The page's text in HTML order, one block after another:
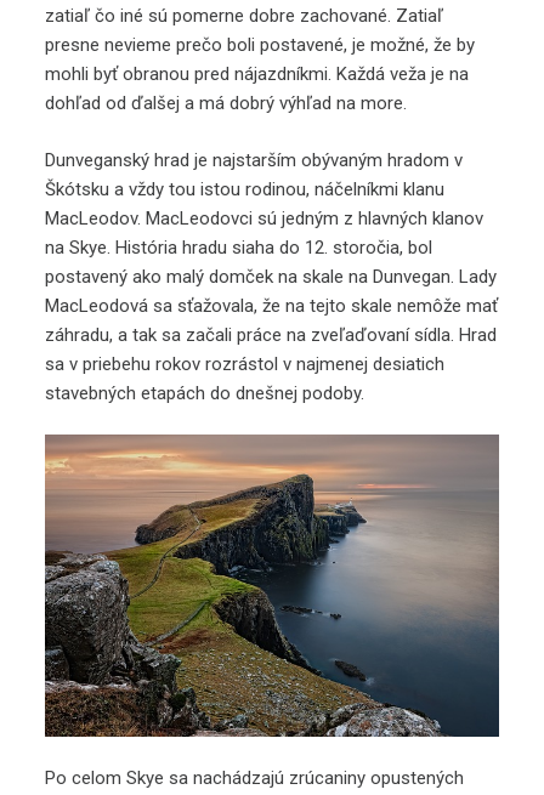
zatiaľ čo iné sú pomerne dobre zachované. Zatiaľ
presne nevieme prečo boli postavené, je možné, že by
mohli byť obranou pred nájazdníkmi. Každá veža je na
dohľad od ďalšej a má dobrý výhľad na more.
Dunveganský hrad je najstarším obývaným hradom v
Škótsku a vždy tou istou rodinou, náčelníkmi klanu
MacLeodov. MacLeodovci sú jedným z hlavných klanov
na Skye. História hradu siaha do 12. storočia, bol
postavený ako malý domček na skale na Dunvegan. Lady
MacLeodová sa sťažovala, že na tejto skale nemôže mať
záhradu, a tak sa začali práce na zveľaďovaní sídla. Hrad
sa v priebehu rokov rozrástol v najmenej desiatich
stavebných etapách do dnešnej podoby.
Po celom Skye sa nachádzajú zrúcaniny opustených